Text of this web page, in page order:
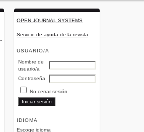
OPEN JOURNAL SYSTEMS
Servicio de ayuda de la revista
USUARIO/A
Nombre de
usuario/a
Contraseña
No cerrar sesión
IDIOMA
Escoge idioma